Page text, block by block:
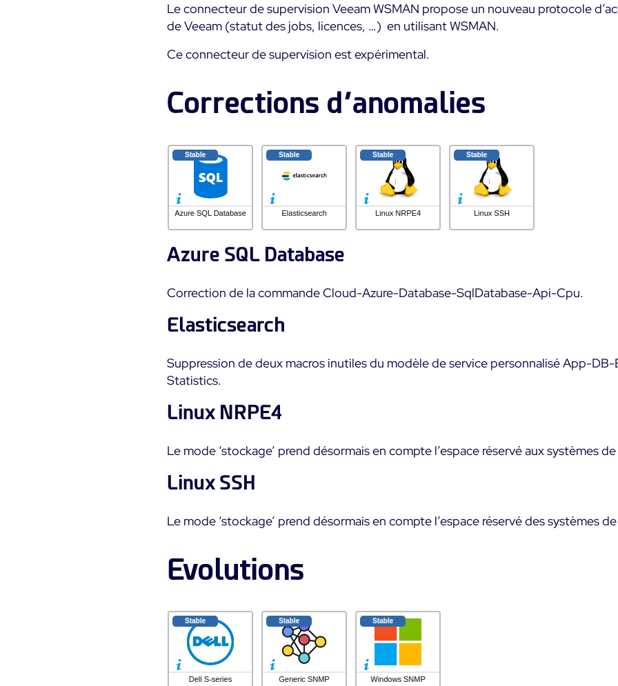
Le connecteur de supervision Veeam WSMAN propose un nouveau protocole
de Veeam (statut des jobs, licences, …) en utilisant WSMAN.
Ce connecteur de supervision est expérimental.
Corrections d’anomalies
Azure SQL Database
Correction de la commande Cloud-Azure-Database-SqlDatabase-Api-Cpu.
Elasticsearch
Suppression de deux macros inutiles du modèle de service personnalisé App-
Statistics.
Linux NRPE4
Le mode ‘stockage’ prend désormais en compte l’espace réservé aux systèmes
Linux SSH
Le mode ‘stockage’ prend désormais en compte l’espace réservé des systèmes
Evolutions